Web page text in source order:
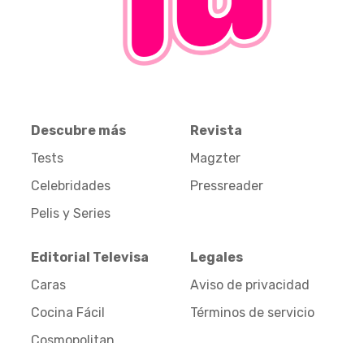
Descubre más
Tests
Celebridades
Pelis y Series
Revista
Magzter
Pressreader
Editorial Televisa
Caras
Cocina Fácil
Legales
Aviso de privacidad
Términos de servicio